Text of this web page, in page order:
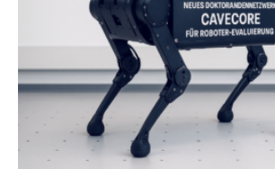
viel Energie, die Speicher- und
sind voneinander getrennt und die
bremst komplexe Anwendungen aus.
immer größer werden und riesige
verarbeiten müssen, steigt der Bedarf
Rechenarchitekturen. Neben
rücken dabei insbesondere…